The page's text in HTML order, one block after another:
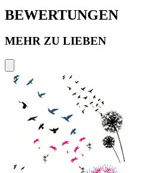
BEWERTUNGEN
MEHR ZU LIEBEN